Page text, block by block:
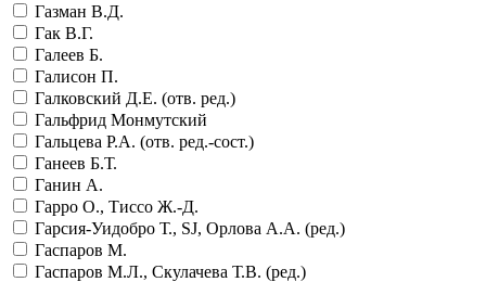
Газман В.Д.
Гак В.Г.
Галеев Б.
Галисон П.
Галковский Д.Е. (отв. ред.)
Гальфрид Монмутский
Гальцева Р.А. (отв. ред.-сост.)
Ганеев Б.Т.
Ганин А.
Гарро О., Тиссо Ж.-Д.
Гарсия-Уидобро Т., SJ, Орлова А.А. (ред.)
Гаспаров М.
Гаспаров М.Л., Скулачева Т.В. (ред.)